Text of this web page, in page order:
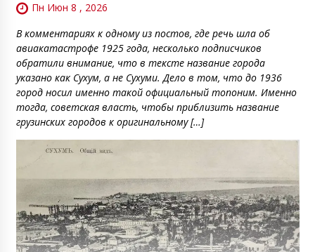
Пн Июн 8 , 2026
В комментариях к одному из постов, где речь шла об
авиакатастрофе 1925 года, несколько подписчиков
обратили внимание, что в тексте название города
указано как Сухум, а не Сухуми. Дело в том, что до 1936
город носил именно такой официальный топоним. Именно
тогда, советская власть, чтобы приблизить название
грузинских городов к оригинальному […]